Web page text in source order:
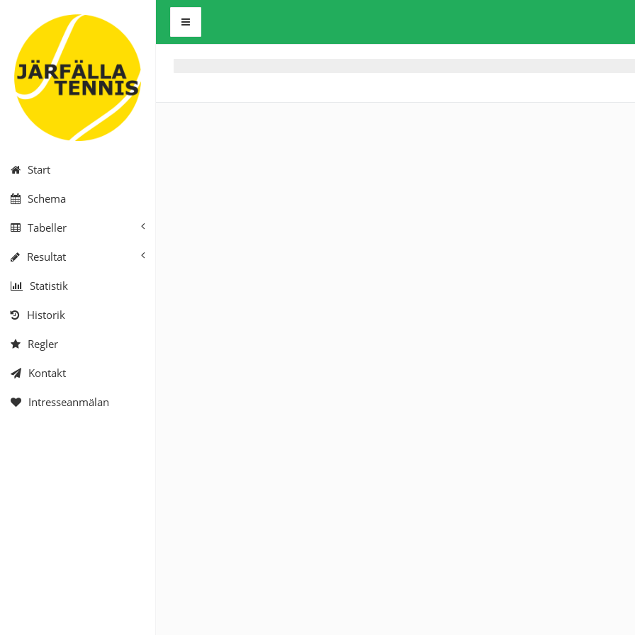
Start
Schema
Tabeller
Resultat
Statistik
Historik
Regler
Kontakt
Intresseanmälan